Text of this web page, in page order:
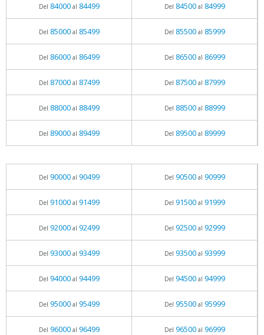
Del 84000al 84499 Del 84500al 84999
Del 85000al 85499 Del 85500al 85999
Del 86000al 86499 Del 86500al 86999
Del 87000al 87499 Del 87500al 87999
Del 88000al 88499 Del 88500al 88999
Del 89000al 89499 Del 89500al 89999
Del 90000al 90499 Del 90500al 90999
Del 91000al 91499 Del 91500al 91999
Del 92000al 92499 Del 92500al 92999
Del 93000al 93499 Del 93500al 93999
Del 94000al 94499 Del 94500al 94999
Del 95000al 95499 Del 95500al 95999
Del 96000al 96499 Del 96500al 96999